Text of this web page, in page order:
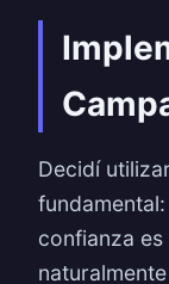
Decidí
confianza